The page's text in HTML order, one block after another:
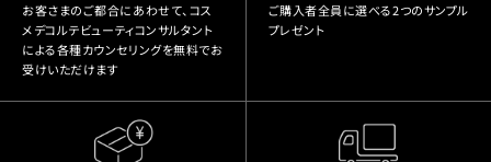
お客さまのご都合にあわせて、コス
メデコルテビューティコンサルタント
による各種カウンセリングを無料でお
受けいただけます
ご購入者全員に選べる2つのサンプル
プレゼント